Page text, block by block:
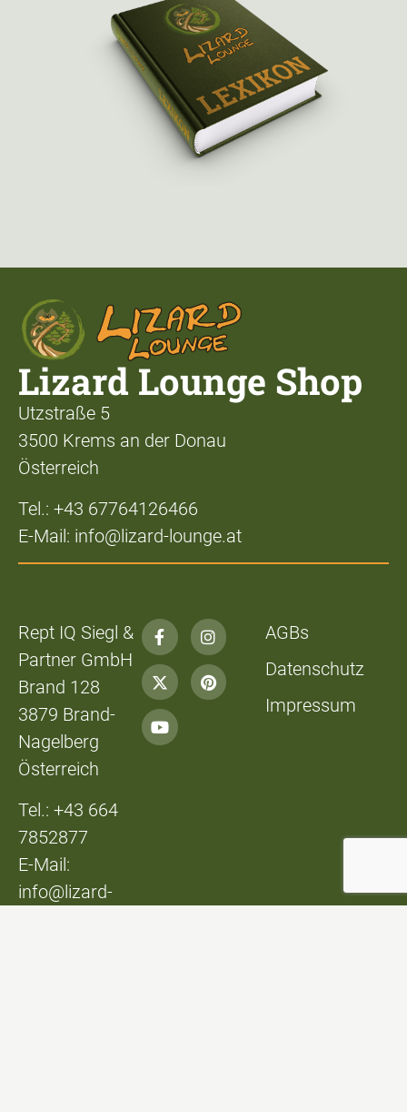
Lizard Lounge Shop
Utzstraße 5
3500 Krems an der Donau
Österreich
Tel.: +43 67764126466
E-Mail: info@lizard-lounge.at
Rept IQ Siegl &
Partner GmbH
Brand 128
3879 Brand-
Nagelberg
Österreich
Tel.: +43 664
7852877
E-Mail:
info@lizard-
AGBs
Datenschutz
Impressum